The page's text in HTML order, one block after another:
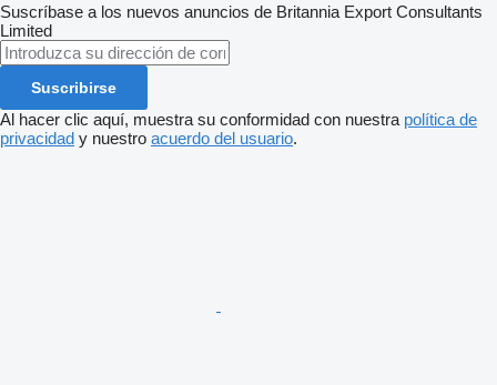
Suscríbase a los nuevos anuncios de Britannia Export Consultants
Limited
Suscribirse
Al hacer clic aquí, muestra su conformidad con nuestra política de
privacidad y nuestro acuerdo del usuario.